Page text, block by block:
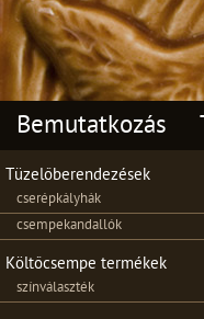
Bemutatkozás
Tüzelőberendezések
cserépkályhák
csempekandallók
Költőcsempe termékek
színválaszték